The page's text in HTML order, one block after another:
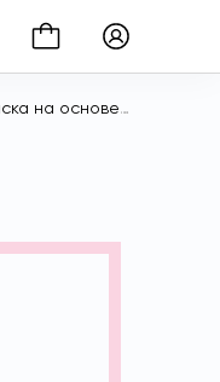
клеток и энзимов, 15 мл